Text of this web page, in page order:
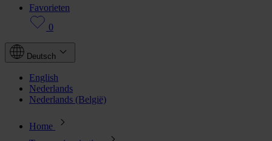
Favorieten
0
Deutsch
English
Nederlands
Nederlands (België)
Home